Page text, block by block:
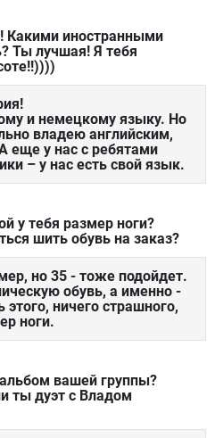
Какими иностранными
Ты лучшая! Я тебя
и немецкому языку. Но
владею английским,
еще у нас с ребятами
– у нас есть свой язык.
у тебя размер ноги?
шить обувь на заказ?
но 35 - тоже подойдет.
обувь, а именно -
ничего страшного,
ноги.
вашей группы?
ты дуэт с Владом